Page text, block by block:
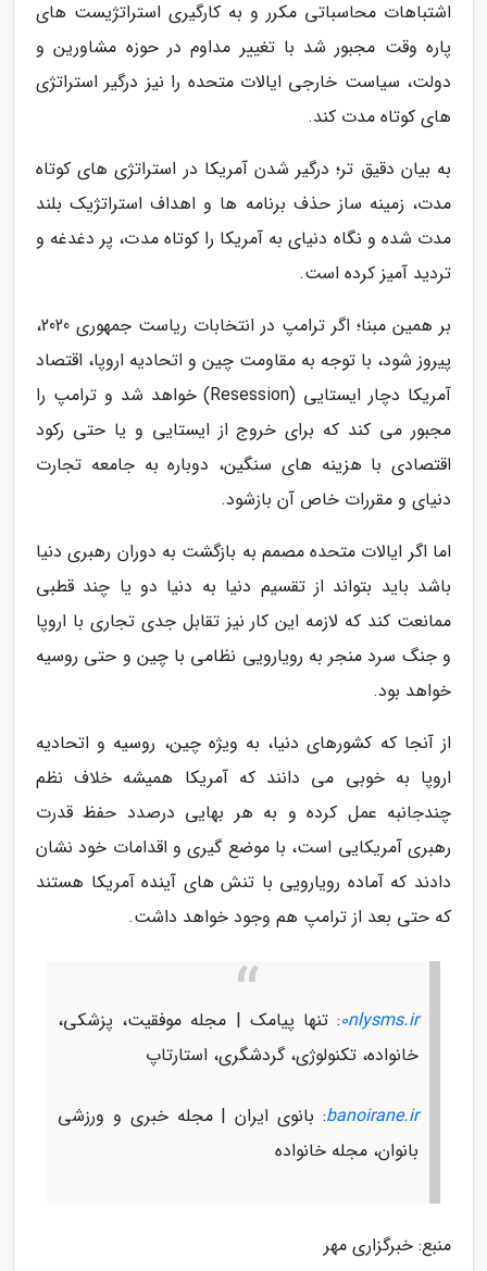
اشتباهات محاسباتی مکرر و به کارگیری استراتژیست های
پاره وقت مجبور شد با تغییر مداوم در حوزه مشاورین و
دولت، سیاست خارجی ایالات متحده را نیز درگیر استراتژی
های کوتاه مدت کند.
به بیان دقیق تر؛ درگیر شدن آمریکا در استراتژی های کوتاه
مدت، زمینه ساز حذف برنامه ها و اهداف استراتژیک بلند
مدت شده و نگاه دنیای به آمریکا را کوتاه مدت، پر دغدغه و
تردید آمیز کرده است.
بر همین مبنا؛ اگر ترامپ در انتخابات ریاست جمهوری 2020،
پیروز شود، با توجه به مقاومت چین و اتحادیه اروپا، اقتصاد
آمریکا دچار ایستایی (Resession) خواهد شد و ترامپ را
مجبور می کند که برای خروج از ایستایی و یا حتی رکود
اقتصادی با هزینه های سنگین، دوباره به جامعه تجارت
دنیای و مقررات خاص آن بازشود.
اما اگر ایالات متحده مصمم به بازگشت به دوران رهبری دنیا
باشد باید بتواند از تقسیم دنیا به دنیا دو یا چند قطبی
ممانعت کند که لازمه این کار نیز تقابل جدی تجاری با اروپا
و جنگ سرد منجر به رویارویی نظامی با چین و حتی روسیه
خواهد بود.
از آنجا که کشورهای دنیا، به ویژه چین، روسیه و اتحادیه
اروپا به خوبی می دانند که آمریکا همیشه خلاف نظم
چندجانبه عمل کرده و به هر بهایی درصدد حفظ قدرت
رهبری آمریکایی است، با موضع گیری و اقدامات خود نشان
دادند که آماده رویارویی با تنش های آینده آمریکا هستند
که حتی بعد از ترامپ هم وجود خواهد داشت.
0nlysms.ir: تنها پیامک | مجله موفقیت، پزشکی،
خانواده، تکنولوژی، گردشگری، استارتاپ
banoirane.ir: بانوی ایران | مجله خبری و ورزشی
بانوان، مجله خانواده
منبع: خبرگزاری مهر